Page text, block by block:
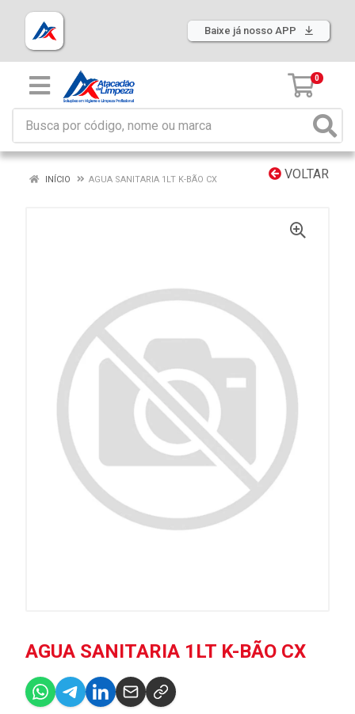
Baixe já nosso APP
0
VOLTAR
INÍCIO AGUA SANITARIA 1LT K-BÃO CX
AGUA SANITARIA 1LT K-BÃO CX